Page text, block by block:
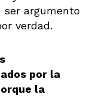
ser argumento
verdad.
por la
la